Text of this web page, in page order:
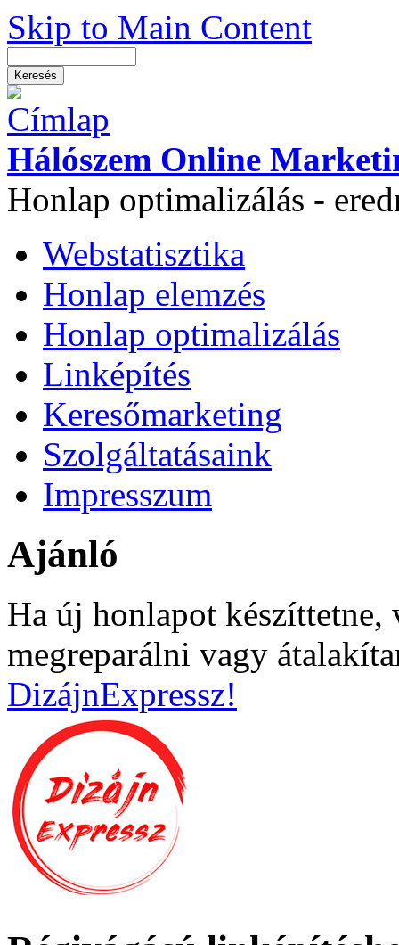
Skip to Main Content
Hálószem Online
Honlap optimalizálás -
Webstatisztika
Honlap elemzés
Honlap optimalizálás
Linképítés
Keresőmarketing
Szolgáltatásaink
Impresszum
Ajánló
Ha új honlapot
megreparálni vagy
DizájnExpressz!